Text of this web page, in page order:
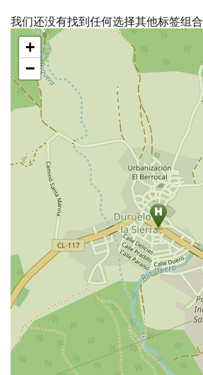
我们还没有找到任何选择其他标签组合
跳
地
图
+
−